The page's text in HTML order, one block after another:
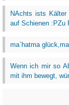
NAchts ists
auf Schienen :PZu
ma`hatma
Wenn ich mir so
mit ihm bewegt,